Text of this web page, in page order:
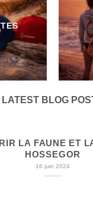
LATEST BLOG
LA FAUNE ET
HOSSEGOR
16 juin 2024